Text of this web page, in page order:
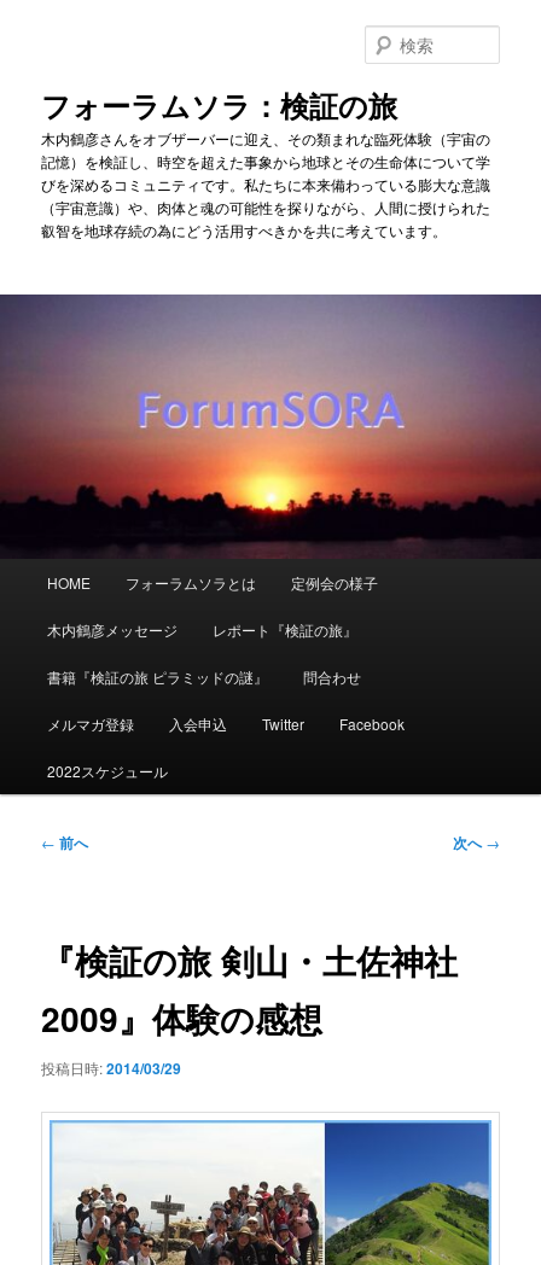
フォーラムソラ：検証の旅
木内鶴彦さんをオブザーバーに迎え、その類まれな臨死体験（宇宙の
記憶）を検証し、時空を超えた事象から地球とその生命体について学
びを深めるコミュニティです。私たちに本来備わっている膨大な意識
（宇宙意識）や、肉体と魂の可能性を探りながら、人間に授けられた
叡智を地球存続の為にどう活用すべきかを共に考えています。
索
HOME フォーラムソラとは 定例会の様子
木内鶴彦メッセージ レポート『検証の旅』
書籍『検証の旅 ピラミッドの謎』 問合わせ
メルマガ登録 入会申込 Twitter Facebook
2022スケジュール
投
ョ
← 前へ 次へ→
『検証の旅 剣山・土佐神社
2009』体験の感想
投稿日時:2014/03/29